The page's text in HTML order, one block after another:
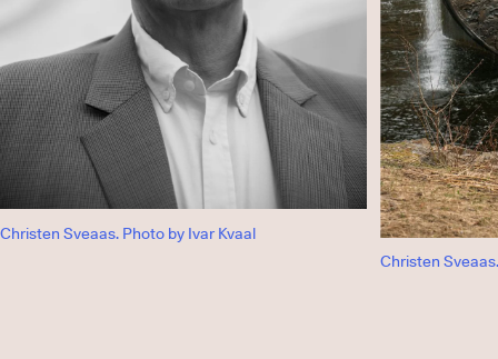
Christen Sveaas. Photo by Ivar Kvaal
Christen